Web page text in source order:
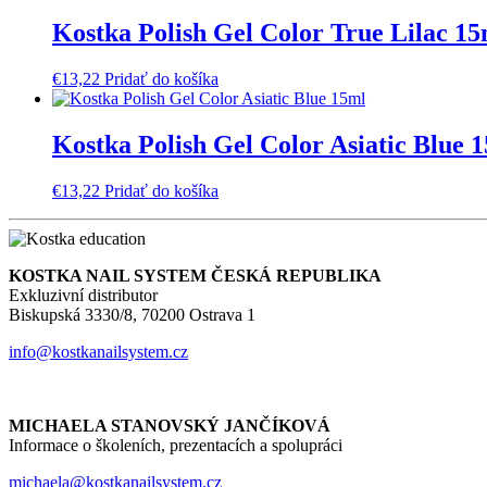
Kostka Polish Gel Color True Lilac
€13,22 Pridať do košíka
Kostka Polish Gel Color Asiatic Blue
€13,22 Pridať do košíka
KOSTKA NAIL SYSTEM ČESKÁ REPUBLIKA
Exkluzivní distributor
Biskupská 3330/8, 70200 Ostrava 1
info@kostkanailsystem.cz
MICHAELA STANOVSKÝ JANČÍKOVÁ
Informace o školeních, prezentacích a spolupráci
michaela@kostkanailsystem.cz